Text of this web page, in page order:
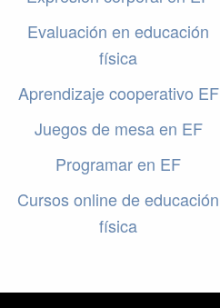
Evaluación en educación
física
Aprendizaje cooperativo EF
Juegos de mesa en EF
Programar en EF
Cursos online de educación
física